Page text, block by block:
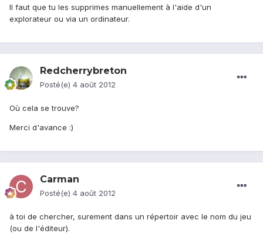
Il faut que tu les supprimes manuellement à l'aide d'un
explorateur ou via un ordinateur.
Redcherrybreton
Posté(e) 4 août 2012
Où cela se trouve?
Merci d'avance :)
Carman
Posté(e) 4 août 2012
à toi de chercher, surement dans un répertoir avec le nom du jeu
(ou de l'éditeur).